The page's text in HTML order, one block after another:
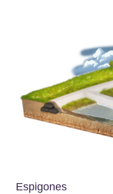
Espigones